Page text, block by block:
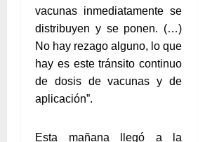
vacunas inmediatamente se
distribuyen y se ponen. (…)
No hay rezago alguno, lo que
hay es este tránsito continuo
de dosis de vacunas y de
aplicación”.
Esta mañana llegó a la